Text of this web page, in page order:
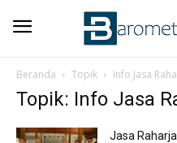
Beranda Topik Info Jasa
Topik: Info Jasa
Jasa